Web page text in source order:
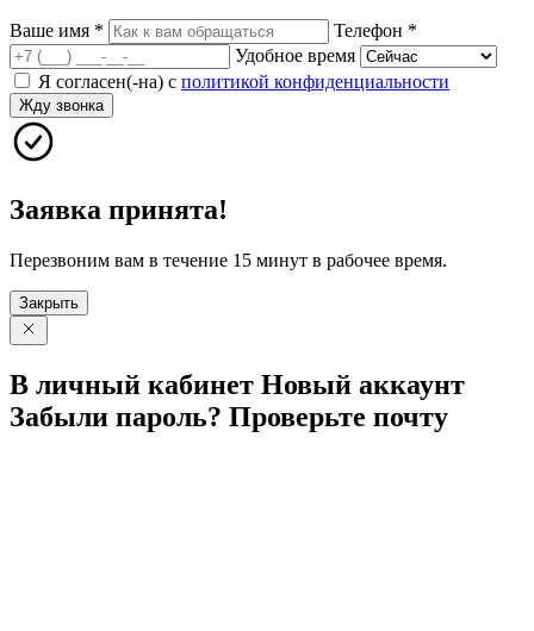
Ваше имя * Телефон *
Удобное время
Я согласен(-на) с политикой конфиденциальности
Жду звонка
Заявка принята!
Перезвоним вам в течение 15 минут в рабочее время.
Закрыть
В личный кабинет Новый аккаунт
Забыли пароль? Проверьте почту